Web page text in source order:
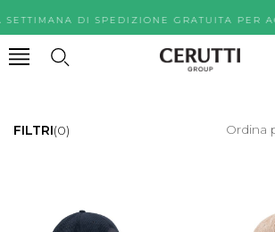
SETTIMANA DI SPEDIZIONE
FILTRI(0) Ordina